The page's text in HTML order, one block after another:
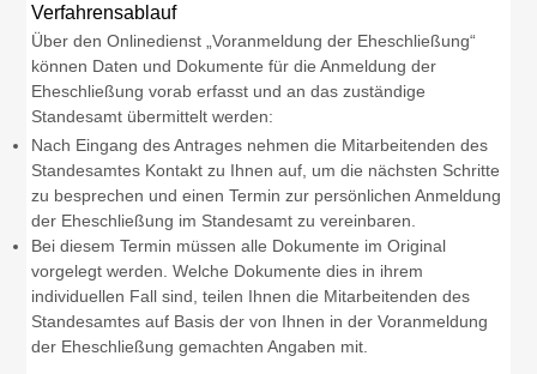
Verfahrensablauf
Über den Onlinedienst „Voranmeldung der Eheschließung“
können Daten und Dokumente für die Anmeldung der
Eheschließung vorab erfasst und an das zuständige
Standesamt übermittelt werden:
Nach Eingang des Antrages nehmen die Mitarbeitenden des
Standesamtes Kontakt zu Ihnen auf, um die nächsten Schritte
zu besprechen und einen Termin zur persönlichen Anmeldung
der Eheschließung im Standesamt zu vereinbaren.
Bei diesem Termin müssen alle Dokumente im Original
vorgelegt werden. Welche Dokumente dies in ihrem
individuellen Fall sind, teilen Ihnen die Mitarbeitenden des
Standesamtes auf Basis der von Ihnen in der Voranmeldung
der Eheschließung gemachten Angaben mit.